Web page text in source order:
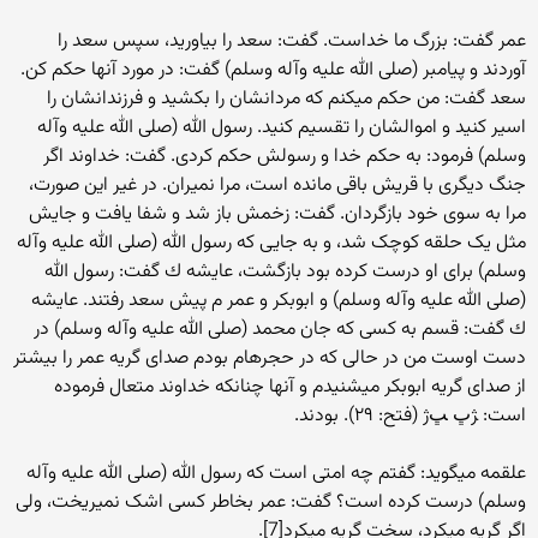
عمر گفت: بزرگ ما خداست. گفت: سعد را بیاورید، سپس سعد را
آوردند و پیامبر (صلی الله علیه وآله وسلم) گفت: در مورد آنها حکم کن.
سعد گفت: من حکم می‏کنم که مردانشان را بکشید و فرزندانشان را
اسیر کنید و اموالشان را تقسیم کنید. رسول الله (صلی الله علیه وآله
وسلم) فرمود: به حکم خدا و رسولش حکم کردی. گفت: خداوند اگر
جنگ دیگری با قریش باقی مانده است، مرا نمیران. در غیر این صورت،
مرا به سوی خود بازگردان. گفت: زخمش باز شد و شفا یافت و جایش
مثل یک حلقه کوچک شد، و به جایی که رسول الله (صلی الله علیه وآله
وسلم) برای او درست کرده بود بازگشت، عایشه ك گفت: رسول الله
(صلی الله علیه وآله وسلم) و ابوبکر و عمر م پیش سعد رفتند. عایشه
ك گفت: قسم به کسی که جان محمد (صلی الله علیه وآله وسلم) در
دست اوست من در حالی که در حجره‏ام بودم صدای گریه عمر را بیشتر
از صدای گریه ابوبکر می‏شنیدم و آنها چنانکه خداوند متعال فرموده
است: ﮋﭚ ﭛﮊ (فتح: ٢٩). بودند.
علقمه می‏گوید: گفتم چه امتی است که رسول الله (صلی الله علیه وآله
وسلم) درست کرده است؟ گفت: عمر بخاطر کسی اشک نمی‏ریخت، ولی
اگر گریه می‏کرد، سخت گریه می‏کرد[7].